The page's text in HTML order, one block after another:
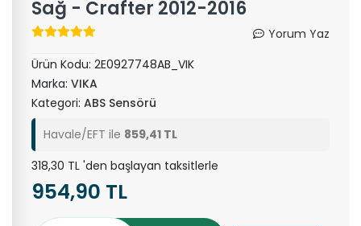
Sağ - Crafter 2012-2016
Yorum Yaz
Ürün Kodu: 2E0927748AB_VIK
Marka: VIKA
Kategori: ABS Sensörü
Havale/EFT ile 859,41 TL
318,30 TL 'den başlayan taksitlerle
954,90 TL